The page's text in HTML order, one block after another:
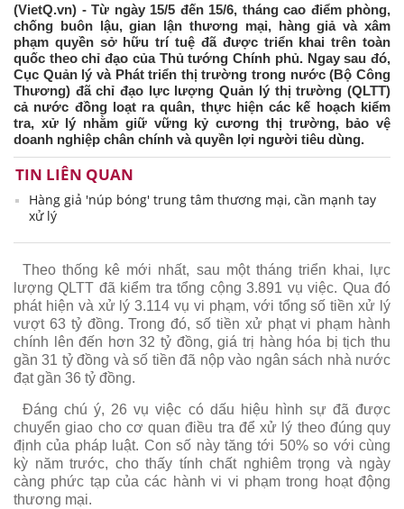
(VietQ.vn) - Từ ngày 15/5 đến 15/6, tháng cao điểm phòng,
chống buôn lậu, gian lận thương mại, hàng giả và xâm
phạm quyền sở hữu trí tuệ đã được triển khai trên toàn
quốc theo chỉ đạo của Thủ tướng Chính phủ. Ngay sau đó,
Cục Quản lý và Phát triển thị trường trong nước (Bộ Công
Thương) đã chỉ đạo lực lượng Quản lý thị trường (QLTT)
cả nước đồng loạt ra quân, thực hiện các kế hoạch kiểm
tra, xử lý nhằm giữ vững kỷ cương thị trường, bảo vệ
doanh nghiệp chân chính và quyền lợi người tiêu dùng.
TIN LIÊN QUAN
Hàng giả 'núp bóng' trung tâm thương mại, cần mạnh tay
xử lý
Theo thống kê mới nhất, sau một tháng triển khai, lực
lượng QLTT đã kiểm tra tổng cộng 3.891 vụ việc. Qua đó
phát hiện và xử lý 3.114 vụ vi phạm, với tổng số tiền xử lý
vượt 63 tỷ đồng. Trong đó, số tiền xử phạt vi phạm hành
chính lên đến hơn 32 tỷ đồng, giá trị hàng hóa bị tịch thu
gần 31 tỷ đồng và số tiền đã nộp vào ngân sách nhà nước
đạt gần 36 tỷ đồng.
Đáng chú ý, 26 vụ việc có dấu hiệu hình sự đã được
chuyển giao cho cơ quan điều tra để xử lý theo đúng quy
định của pháp luật. Con số này tăng tới 50% so với cùng
kỳ năm trước, cho thấy tính chất nghiêm trọng và ngày
càng phức tạp của các hành vi vi phạm trong hoạt động
thương mại.